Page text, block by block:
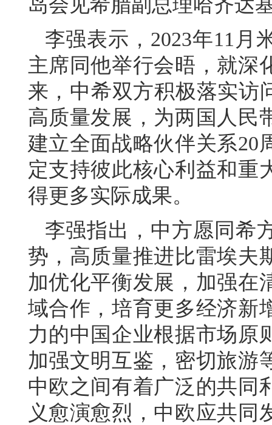
岛会见希腊副总理哈齐达
李强表示，2023年11月
主席同他举行会晤，就深
来，中希双方积极落实访
高质量发展，为两国人民
建立全面战略伙伴关系20
定支持彼此核心利益和重
得更多实际成果。
李强指出，中方愿同希
势，高质量推进比雷埃夫
加优化平衡发展，加强在
域合作，培育更多经济新
力的中国企业根据市场原
加强文明互鉴，密切旅游
中欧之间有着广泛的共同
义愈演愈烈，中欧应共同